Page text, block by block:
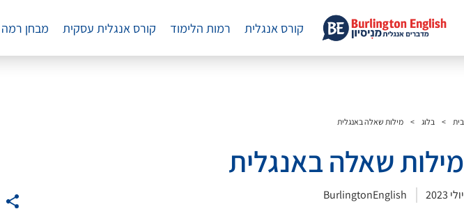
קורס אנגלית רמות הלימוד קורס אנגלית עסקית מבחן רמה
בית > בלוג > מילות שאלה באנגלית
מילות שאלה באנגלית
יולי 2023 BurlingtonEnglish